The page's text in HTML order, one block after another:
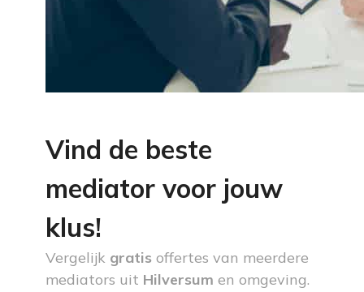
Vind de beste
mediator voor jouw
klus!
Vergelijk gratis offertes van meerdere
mediators uit Hilversum en omgeving.